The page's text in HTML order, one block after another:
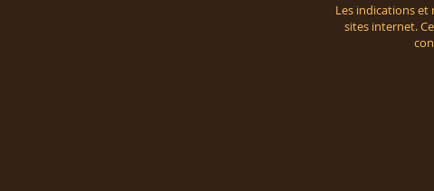
Les indications
sites internet.